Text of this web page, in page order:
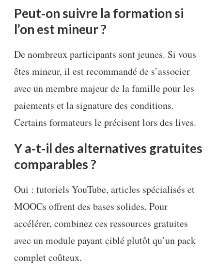
Peut‑on suivre la formation si
l’on est mineur ?
De nombreux participants sont jeunes. Si vous
êtes mineur, il est recommandé de s’associer
avec un membre majeur de la famille pour les
paiements et la signature des conditions.
Certains formateurs le précisent lors des lives.
Y a‑t‑il des alternatives gratuites
comparables ?
Oui : tutoriels YouTube, articles spécialisés et
MOOCs offrent des bases solides. Pour
accélérer, combinez ces ressources gratuites
avec un module payant ciblé plutôt qu’un pack
complet coûteux.